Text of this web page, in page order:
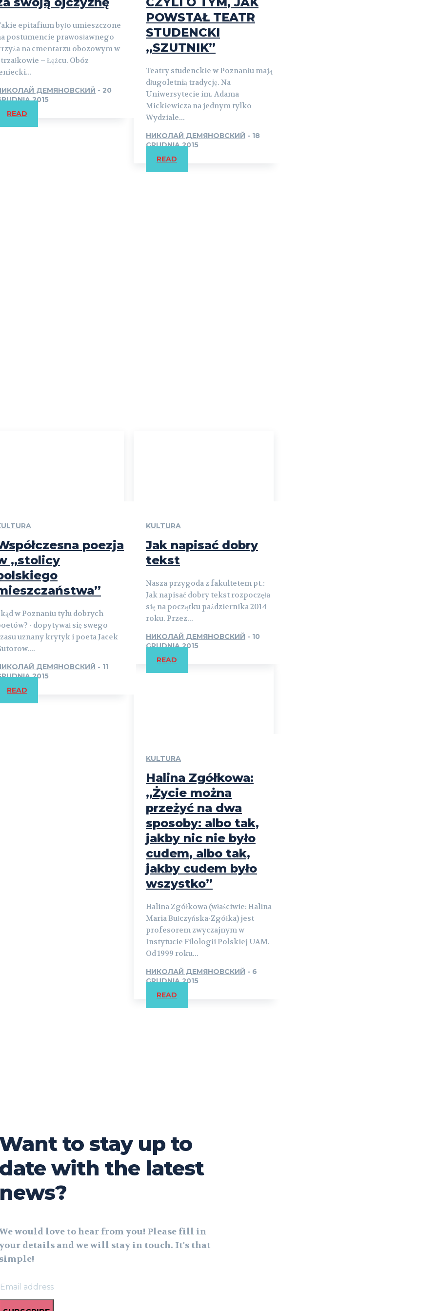
epitafium było umieszczone
postumencie prawosławnego
na cmentarzu obozowym w
– Łężcu. Obóz
ДЕМЯНОВСКИЙ - 20
2015
READ
POWSTAŁ TEATR
STUDENCKI
„SZUTNIK”
Teatry studenckie w Poznaniu mają
długoletnią tradycję. Na
Uniwersytecie im. Adama
Mickiewicza na jednym tylko
Wydziale...
НИКОЛАЙ ДЕМЯНОВСКИЙ - 18
GRUDNIA 2015
READ
poezja
„stolicy
w Poznaniu tylu dobrych
- dopytywał się swego
uznany krytyk i poeta Jacek
ДЕМЯНОВСКИЙ - 11
2015
READ
KULTURA
Jak napisać dobry
tekst
Nasza przygoda z fakultetem pt.:
Jak napisać dobry tekst rozpoczęła
się na początku października 2014
roku. Przez...
НИКОЛАЙ ДЕМЯНОВСКИЙ - 10
GRUDNIA 2015
READ
KULTURA
Halina Zgółkowa:
„Życie można
przeżyć na dwa
sposoby: albo tak,
jakby nic nie było
cudem, albo tak,
jakby cudem było
wszystko”
Halina Zgółkowa (właściwie: Halina
Maria Bułczyńska-Zgółka) jest
profesorem zwyczajnym w
Instytucie Filologii Polskiej UAM.
Od 1999 roku...
НИКОЛАЙ ДЕМЯНОВСКИЙ - 6
GRUDNIA 2015
READ
to stay up to
date with the latest
news?
would love to hear from you! Please fill in
details and we will stay in touch. It's that
simple!